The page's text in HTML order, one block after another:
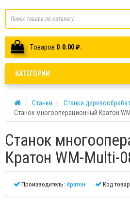
Tоваров 0 0.00 ₽.
КАТЕГОРИИ
Станки
Станки
Станок многооперационный Кратон
Станок
Кратон WM-Multi-
Производитель: Кратон Код